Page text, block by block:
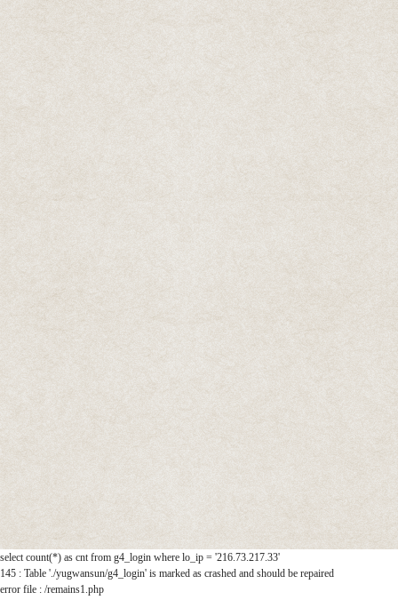
select count(*) as cnt from g4_login where lo_ip = '216.73.217.33'
145 : Table './yugwansun/g4_login' is marked as crashed and should be repaired
error file : /remains1.php